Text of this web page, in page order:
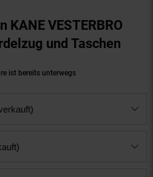
KANE VESTERBRO
und Taschen
ist bereits unterwegs